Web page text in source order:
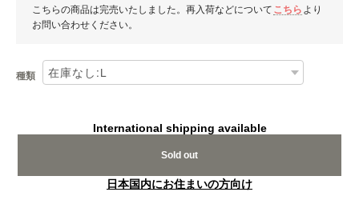
こちらの商品は完売いたしました。再入荷などについて こちら より
お問い合わせください。
種類
International shipping available
Sold out
日本国内にお住まいの方向け